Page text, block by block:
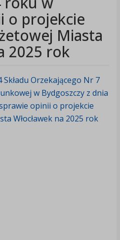
o projekcie
Miasta
2025 rok
Składu Orzekającego Nr 7
w Bydgoszczy z dnia
opinii o projekcie
Włocławek na 2025 rok